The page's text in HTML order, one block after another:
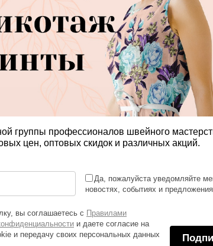
группы профессионалов швейного
цен, оптовых скидок и различных акций.
Да, пожалуйста уведомляйте
новостях, событиях и
вы соглашаетесь с Правилами
и даете согласие на
и передачу своих персональных данных